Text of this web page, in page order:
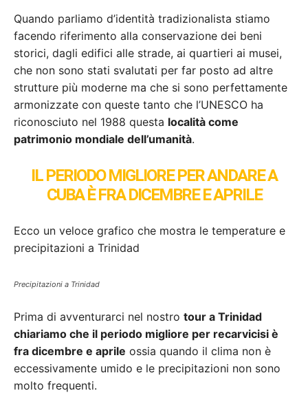
Quando parliamo d’identità tradizionalista stiamo
facendo riferimento alla conservazione dei beni
storici, dagli edifici alle strade, ai quartieri ai musei,
che non sono stati svalutati per far posto ad altre
strutture più moderne ma che si sono perfettamente
armonizzate con queste tanto che l’UNESCO ha
riconosciuto nel 1988 questa località come
patrimonio mondiale dell’umanità.
IL PERIODO MIGLIORE PER ANDARE A
CUBA È FRA DICEMBRE E APRILE
Ecco un veloce grafico che mostra le temperature e
precipitazioni a Trinidad
Precipitazioni a Trinidad
Prima di avventurarci nel nostro tour a Trinidad
chiariamo che il periodo migliore per recarvicisi è
fra dicembre e aprile ossia quando il clima non è
eccessivamente umido e le precipitazioni non sono
molto frequenti.